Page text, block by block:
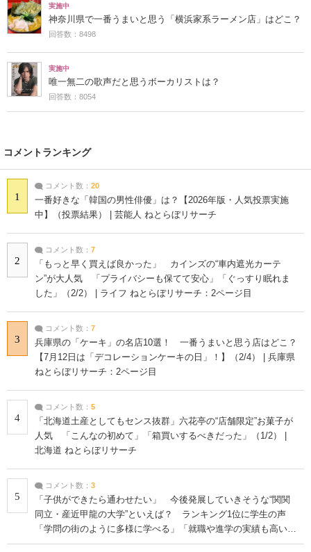
実施中
神奈川県で一番うまいと思う「横浜家系ラーメン店」はどこ？
回答数：8498
実施中
唯一無二の歌声だと思うボーカリストは？
回答数：8054
コメントランキング
1
コメント数： 20
一番好きな「韓国の男性俳優」は？【2026年版・人気投票実施
中】（投票結果） | 芸能人 ねとらぼリサーチ
2
コメント数： 7
「もっと早く買えば良かった」 カインズの“車内遮光カーテ
ン”が大人気 「プライバシーも保てて安心」「ぐっすり眠れま
した」（2/2） | ライフ ねとらぼリサーチ：2ページ目
3
コメント数： 7
兵庫県の「ケーキ」の名店10選！ 一番うまいと思う店はどこ？
【7月12日は「デコレーションケーキの日」！】（2/4） | 兵庫県
ねとらぼリサーチ：2ページ目
4
コメント数： 5
「北海道土産としてもセンス抜群」六花亭の“店舗限定”お菓子が
人気 「こんなの初めて」「箱買いするべきだった」（1/2） |
北海道 ねとらぼリサーチ
5
コメント数： 3
「子供ができたら通わせたい」 今後発展していきそうな“関関
同立・産近甲龍の大学”といえば？ ランキング1位に学生の声
「学問の街のように多様に学べる」「就職や進学の実績も高い」
| 大学 ねとらぼリサーチ